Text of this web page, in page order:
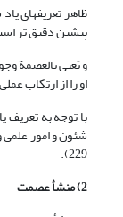
ظاهر تعریف‏های
پیشین دقیق تر
او را از ارتکاب
با توجه به
229).
2) منشأ عصمت